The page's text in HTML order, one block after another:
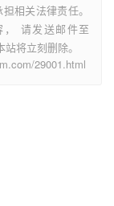
相关法律责任。
请发送邮件至
将立刻删除。
29001.html